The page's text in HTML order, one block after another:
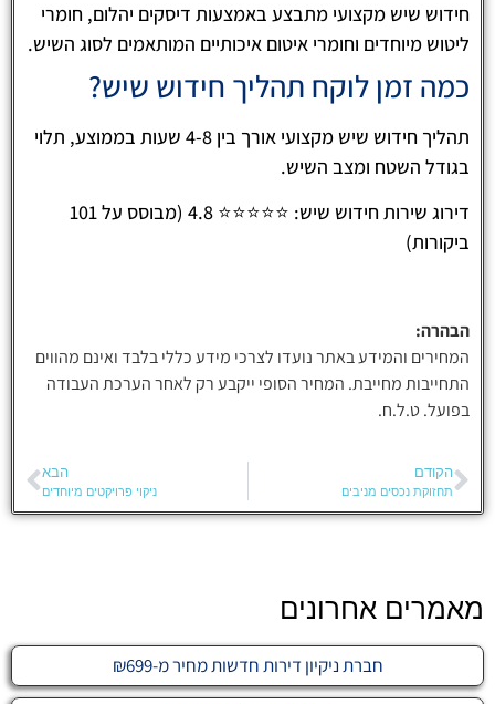
חידוש שיש מקצועי מתבצע באמצעות דיסקים יהלום, חומרי
ליטוש מיוחדים וחומרי איטום איכותיים המותאמים לסוג השיש.
כמה זמן לוקח תהליך חידוש שיש?
תהליך חידוש שיש מקצועי אורך בין 4-8 שעות בממוצע, תלוי
בגודל השטח ומצב השיש.
דירוג שירות חידוש שיש: ⭐⭐⭐⭐⭐ 4.8 (מבוסס על 101
ביקורות)
הבהרה:
המחירים והמידע באתר נועדו לצרכי מידע כללי בלבד ואינם מהווים
התחייבות מחייבת. המחיר הסופי ייקבע רק לאחר הערכת העבודה
בפועל. ט.ל.ח.
הקודם
תחזוקת נכסים מניבים
הבא
ניקוי פרויקטים מיוחדים
מאמרים אחרונים
חברת ניקיון דירות חדשות מחיר מ-₪699